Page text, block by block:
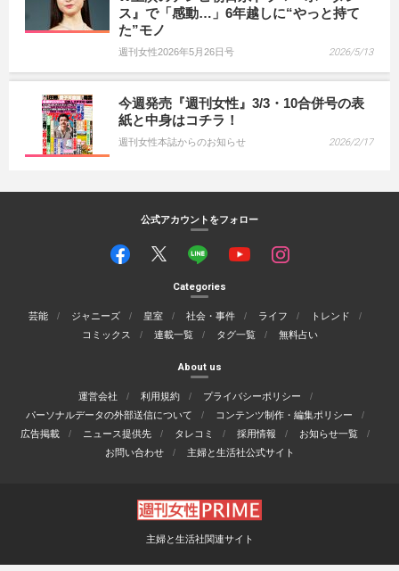
ス』で「感動…」6年越しに“やっと持て
た”モノ
週刊女性2026年5月26日号 2026/5/13
今週発売『週刊女性』3/3・10合併号の表
紙と中身はコチラ！
週刊女性本誌からのお知らせ 2026/2/17
公式アカウントをフォロー
Categories
芸能 ジャニーズ 皇室 社会・事件 ライフ
トレンド
コミックス
連載一覧 タグ一覧 無料占い
About us
運営会社 利用規約
プライバシーポリシー
パーソナルデータの外部送信について
コンテンツ制作・編集ポリシー
広告掲載
ニュース提供先 タレコミ 採用情報
お知らせ一覧
お問い合わせ
主婦と生活社公式サイト
主婦と生活社関連サイト